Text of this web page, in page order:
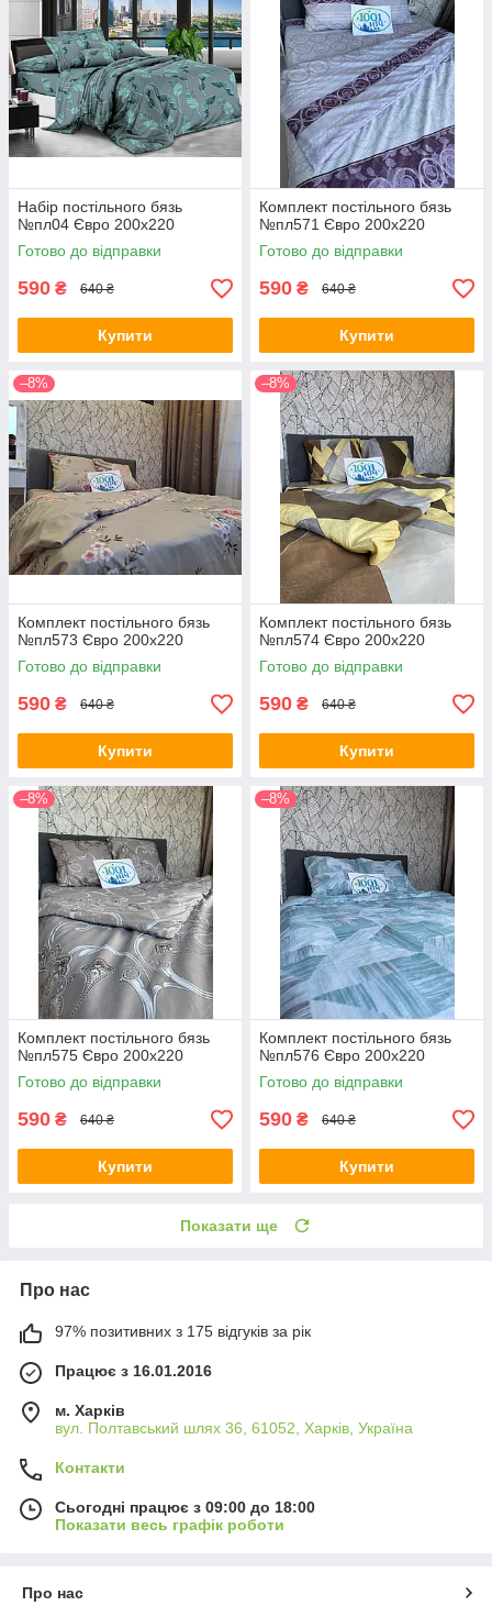
Набір постільного бязь
№пл04 Євро 200х220
Готово до відправки
590 ₴ 640 ₴
Купити
Комплект постільного бязь
№пл571 Євро 200х220
Готово до відправки
590 ₴ 640 ₴
Купити
–8%
Комплект постільного бязь
№пл573 Євро 200х220
Готово до відправки
590 ₴ 640 ₴
Купити
–8%
Комплект постільного бязь
№пл574 Євро 200х220
Готово до відправки
590 ₴ 640 ₴
Купити
–8%
Комплект постільного бязь
№пл575 Євро 200х220
Готово до відправки
590 ₴ 640 ₴
Купити
–8%
Комплект постільного бязь
№пл576 Євро 200х220
Готово до відправки
590 ₴ 640 ₴
Купити
Показати ще
Про нас
97% позитивних з 175 відгуків за рік
Працює з 16.01.2016
м. Харків
вул. Полтавський шлях 36, 61052, Харків, Україна
Контакти
Сьогодні працює з 09:00 до 18:00
Показати весь графік роботи
Про нас